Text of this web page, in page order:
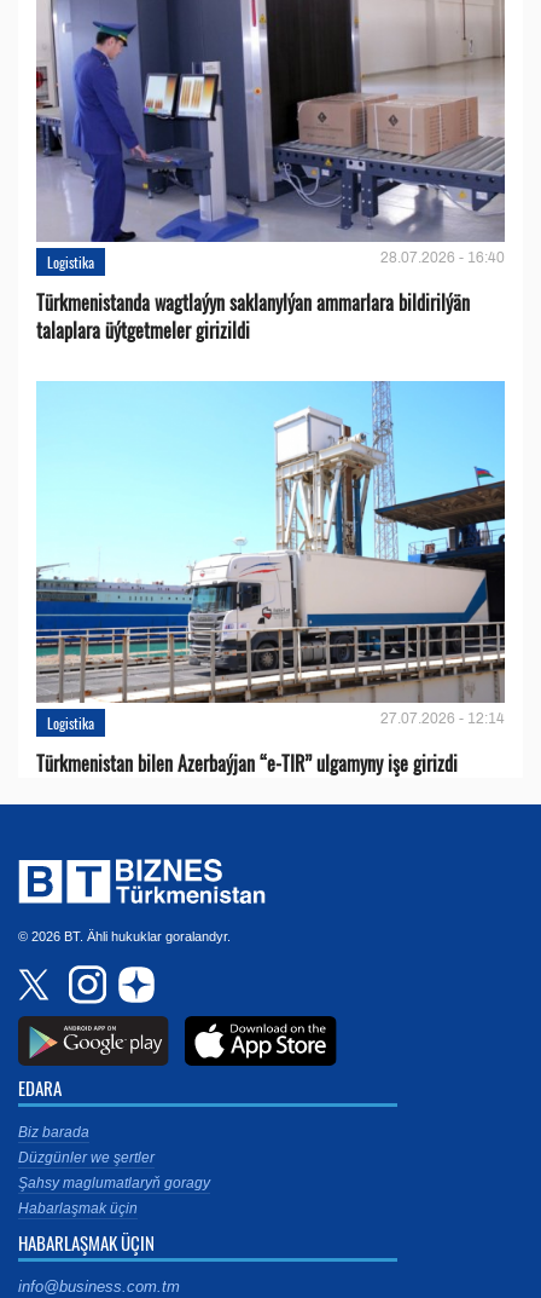
Logistika 28.07.2026 - 16:40
Türkmenistanda wagtlaýyn saklanylýan ammarlara bildirilýän
talaplara üýtgetmeler girizildi
Logistika 27.07.2026 - 12:14
Türkmenistan bilen Azerbaýjan “e-TIR” ulgamyny işe girizdi
© 2026 BT. Ähli hukuklar goralandyr.
EDARA
Biz barada
Düzgünler we şertler
Şahsy maglumatlaryň goragy
Habarlaşmak üçin
HABARLAŞMAK ÜÇIN
info@business.com.tm